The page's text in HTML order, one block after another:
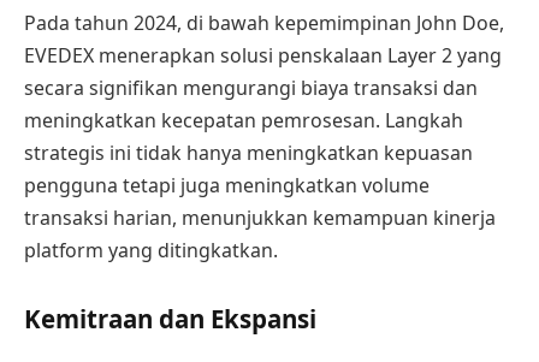
Pada tahun 2024, di bawah kepemimpinan John Doe,
EVEDEX menerapkan solusi penskalaan Layer 2 yang
secara signifikan mengurangi biaya transaksi dan
meningkatkan kecepatan pemrosesan. Langkah
strategis ini tidak hanya meningkatkan kepuasan
pengguna tetapi juga meningkatkan volume
transaksi harian, menunjukkan kemampuan kinerja
platform yang ditingkatkan.
Kemitraan dan Ekspansi